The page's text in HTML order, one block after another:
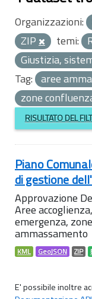
Organizzazioni:
ZIP
temi:
Giustizia,
Tag: aree
zone
RISULTATO DEL
Piano
di gestione
Approvazione
Aree
emergenza,
ammassamento
KML GeoJSON ZIP
E' possibile inoltre